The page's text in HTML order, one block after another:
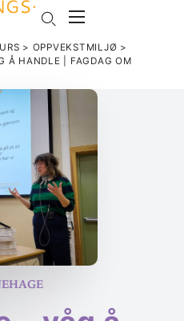
> OPPVEKSTMILJØ >
Å HANDLE | FAGDAG OM